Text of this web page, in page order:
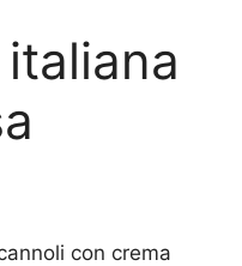
con crema